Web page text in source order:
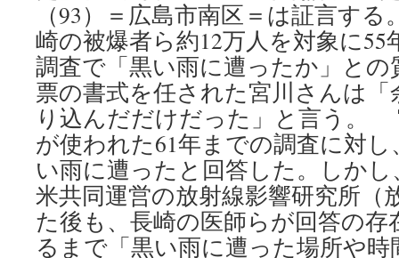
（93）＝広島市南区＝は証言す
崎の被爆者ら約12万人を対象に
調査で「黒い雨に遭ったか」と
票の書式を任された宮川さんは
り込んだだけだった」と言う。
が使われた61年までの調査に対し
い雨に遭ったと回答した。しかし
米共同運営の放射線影響研究所（
た後も、長崎の医師らが回答の存
るまで「黒い雨に遭った場所や